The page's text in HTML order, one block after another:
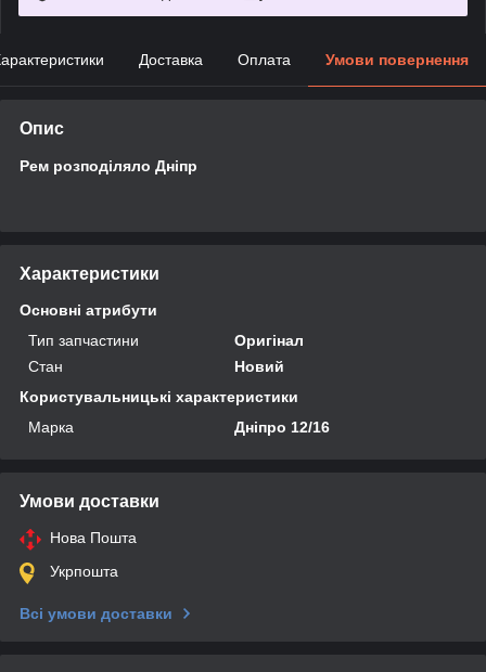
Доставка Оплата Умови повернення
Опис
Рем розподіляло Дніпр
Характеристики
Основні атрибути
Тип запчастини
Оригінал
Стан
Новий
Користувальницькі характеристики
Марка
Дніпро 12/16
Умови доставки
Нова Пошта
Укрпошта
Всі умови доставки